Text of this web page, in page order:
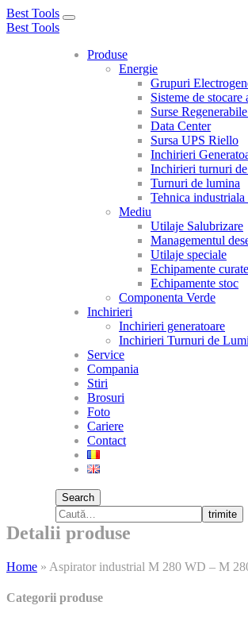
Best Tools
Toggle
Best Tools
Produse
Energie
Grupuri
Sisteme de stocare
Surse
Data Center
Sursa UPS Riello
Inchirieri
Inchirieri turnuri
Turnuri de lumina
Tehnica
Mediu
Utilaje Salubrizare
Managementul
Utilaje speciale
Echipamente
Echipamente stoc
Componenta Verde
Inchirieri
Inchirieri generatoare
Inchirieri Turnuri de
Service
Compania
Stiri
Brosuri
Foto
Cariere
Contact
Search
trimite
Detalii produse
Home » Aspirator industrial M 280 WD – M
Categorii produse